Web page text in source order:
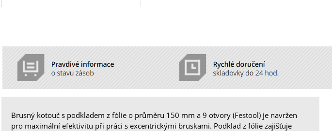
Brusný kotouč s podkladem z fólie o průměru 150 mm a 9 otvory (Festool) je navržen
pro maximální efektivitu při práci s excentrickými bruskami. Podklad z fólie zajišťuje